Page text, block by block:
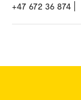
+47 672 36 874